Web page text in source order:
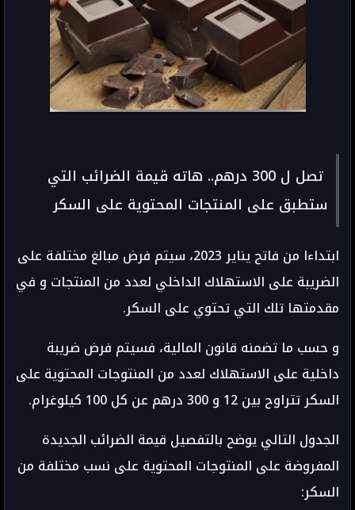
تصل ل 300 درهم.. هاته قيمة الضرائب التي
ستطبق على المنتجات المحتوية على السكر
ابتداءا من فاتح يناير 2023، سيتم فرض مبالغ مختلفة على
الضريبة على الاستهلاك الداخلي لعدد من المنتجات و في
مقدمتها تلك التي تحتوي على السكر.
و حسب ما تضمنه قانون المالية، فسيتم فرض ضريبة
داخلية على الاستهلاك لعدد من المنتوجات المحتوية على
السكر تتراوح بين 12 و 300 درهم عن كل 100 كيلوغرام.
الجدول التالي يوضح بالتفصيل قيمة الضرائب الجديدة
المفروضة على المنتوجات المحتوية على نسب مختلفة من
السكر: